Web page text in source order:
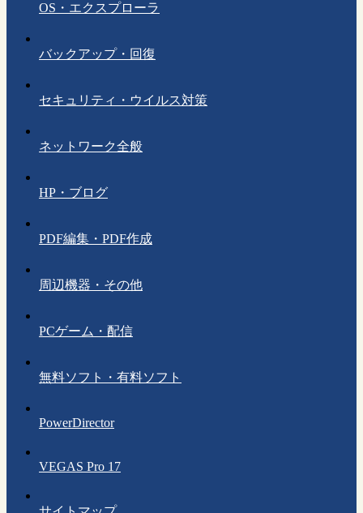
OS・エクスプローラ
バックアップ・回復
セキュリティ・ウイルス対策
ネットワーク全般
HP・ブログ
PDF編集・PDF作成
周辺機器・その他
PCゲーム・配信
無料ソフト・有料ソフト
PowerDirector
VEGAS Pro 17